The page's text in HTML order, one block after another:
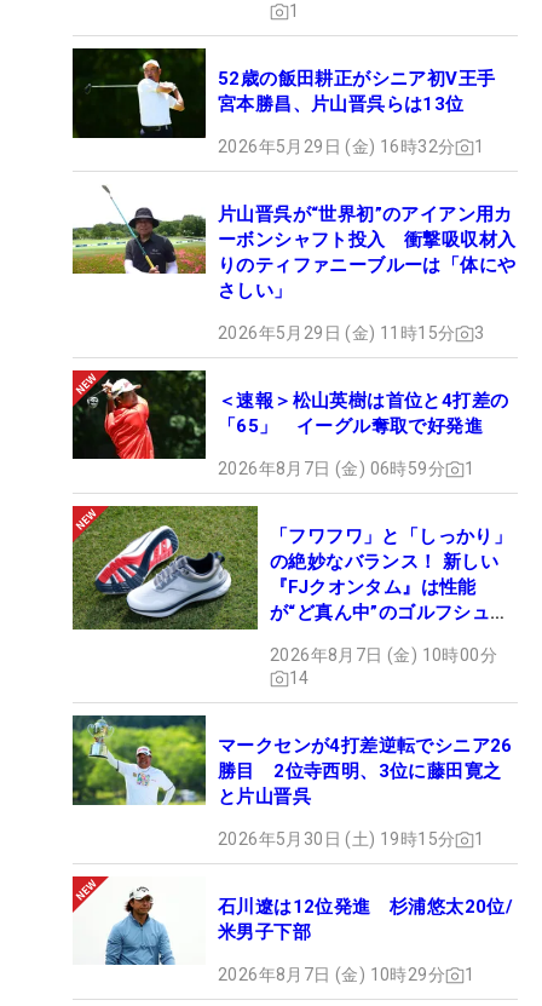
1
52歳の飯田耕正がシニア初V王手
宮本勝昌、片山晋呉らは13位
2026年5月29日 (金) 16時32分 1
片山晋呉が“世界初”のアイアン用カ
ーボンシャフト投入 衝撃吸収材入
りのティファニーブルーは「体にや
さしい」
2026年5月29日 (金) 11時15分 3
＜速報＞松山英樹は首位と4打差の
「65」 イーグル奪取で好発進
2026年8月7日 (金) 06時59分 1
「フワフワ」と「しっかり」
の絶妙なバランス！ 新しい
『FJクオンタム』は性能
が“ど真ん中”のゴルフシュー
2026年8月7日 (金) 10時00分
14
マークセンが4打差逆転でシニア26
勝目 2位寺西明、3位に藤田寛之
と片山晋呉
2026年5月30日 (土) 19時15分 1
石川遼は12位発進 杉浦悠太20位/
米男子下部
2026年8月7日 (金) 10時29分 1